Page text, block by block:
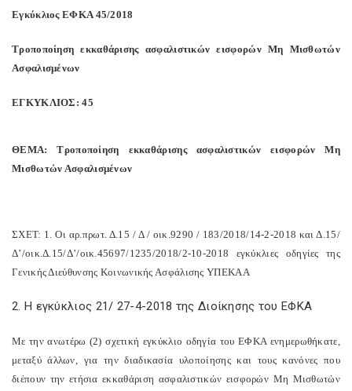
Εγκύκλιος ΕΦΚΑ 45/2018
Τροποποίηση εκκαθάρισης ασφαλιστικών εισφορών Μη Μισθωτών
Ασφαλισμένων
ΕΓΚΥΚΛΙΟΣ: 45
ΘΕΜΑ: Τροποποίηση εκκαθάρισης ασφαλιστικών εισφορών Μη
Μισθωτών Ασφαλισμένων
ΣΧΕΤ: 1. Οι αρ.πρωτ. Δ.15 / Δ / οικ.9290 / 183/2018/14-2-2018 και Δ.15/
Δ’/οικ.Δ.15/Δ’/οικ.45697/1235/2018/2-10-2018 εγκύκλιες οδηγίες της
Γενικής Διεύθυνσης Κοινωνικής Ασφάλισης ΥΠΕΚΑΑ
2. Η εγκύκλιος 21/ 27-4-2018 της Διοίκησης του ΕΦΚΑ
Με την ανωτέρω (2) σχετική εγκύκλιο οδηγία του ΕΦΚΑ ενημερωθήκατε,
μεταξύ άλλων, για την διαδικασία υλοποίησης και τους κανόνες που
διέπουν την ετήσια εκκαθάριση ασφαλιστικών εισφορών Μη Μισθωτών